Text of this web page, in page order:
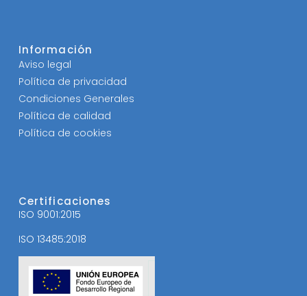
Información
Aviso legal
Política de privacidad
Condiciones Generales
Política de calidad
Política de cookies
Certificaciones
ISO 9001:2015
ISO 13485:2018